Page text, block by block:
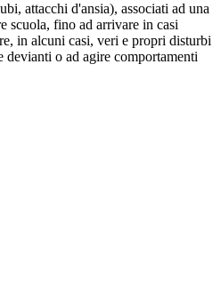
attacchi d'ansia), associati ad una
scuola, fino ad arrivare in casi
in alcuni casi, veri e propri disturbi
o ad agire comportamenti